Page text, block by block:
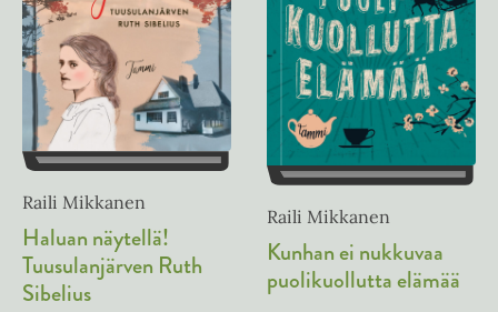
Raili Mikkanen
Haluan näytellä!
Tuusulanjärven Ruth
Sibelius
Raili Mikkanen
Kunhan ei nukkuvaa
puolikuollutta elämää